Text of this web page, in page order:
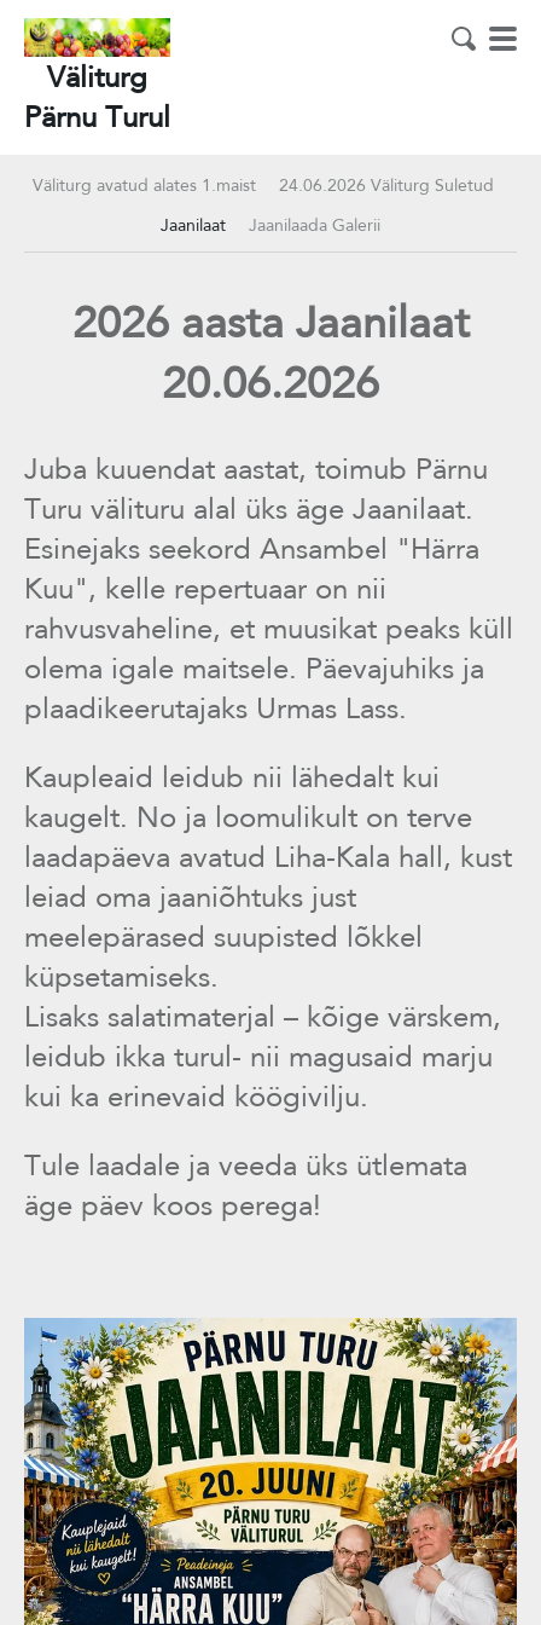
Väliturg
Pärnu Turul
Väliturg avatud alates 1.maist
24.06.2026 Väliturg Suletud
Jaanilaat
Jaanilaada Galerii
2026 aasta Jaanilaat
20.06.2026
Juba kuuendat aastat, toimub Pärnu
Turu välituru alal üks äge Jaanilaat.
Esinejaks seekord Ansambel "Härra
Kuu", kelle repertuaar on nii
rahvusvaheline, et muusikat peaks küll
olema igale maitsele. Päevajuhiks ja
plaadikeerutajaks Urmas Lass.
Kaupleaid leidub nii lähedalt kui
kaugelt. No ja loomulikult on terve
laadapäeva avatud Liha-Kala hall, kust
leiad oma jaaniõhtuks just
meelepärased suupisted lõkkel
küpsetamiseks.
Lisaks salatimaterjal – kõige värskem,
leidub ikka turul- nii magusaid marju
kui ka erinevaid köögivilju.
Tule laadale ja veeda üks ütlemata
äge päev koos perega!